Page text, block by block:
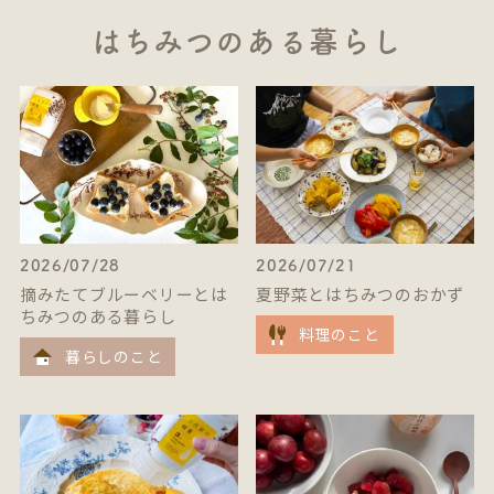
はちみつのある暮らし
2026/07/28
摘みたてブルーベリーとは
ちみつのある暮らし
暮らしのこと
2026/07/21
夏野菜とはちみつのおかず
料理のこと